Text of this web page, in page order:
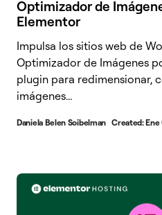
Optimizador de
Elementor
Impulsa los sitios web de
Optimizador de Imágenes
plugin para redimensionar,
imágenes...
Daniela Belen Soibelman Created: